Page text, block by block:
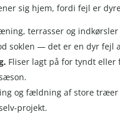
sig hjem, fordi fejl er
terrasser og
soklen — det er en dyr fejl
Fliser lagt på for tyndt
og fældning af store
projekt.